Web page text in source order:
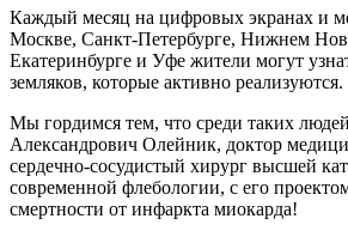
Каждый месяц на цифровых экранах и
Москве, Санкт-Петербурге, Нижнем
Екатеринбурге и Уфе жители могут
земляков, которые активно реализуются.
Мы гордимся тем, что среди таких
Александрович Олейник, доктор
сердечно-сосудистый хирург высшей
современной флебологии, с его
смертности от инфаркта миокарда!